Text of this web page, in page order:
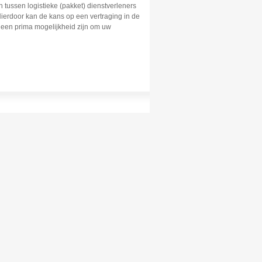
tussen logistieke (pakket) dienstverleners
kan de kans op een vertraging in de
prima mogelijkheid zijn om uw